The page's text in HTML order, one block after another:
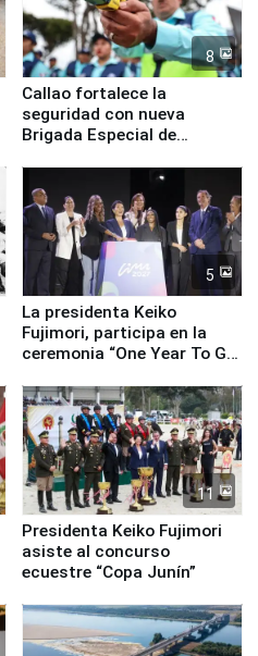
8
Callao fortalece la
seguridad con nueva
Brigada Especial de
equipamiento para
Serenazgo
5
La presidenta Keiko
Fujimori, participa en la
ceremonia “One Year To Go
11
Presidenta Keiko Fujimori
asiste al concurso
ecuestre “Copa Junín”